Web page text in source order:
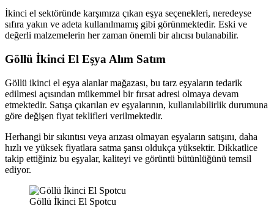
İkinci el sektöründe karşımıza çıkan eşya seçenekleri, neredeyse
sıfıra yakın ve adeta kullanılmamış gibi görünmektedir. Eski ve
değerli malzemelerin her zaman önemli bir alıcısı bulanabilir.
Göllü İkinci El Eşya Alım Satım
Göllü ikinci el eşya alanlar mağazası, bu tarz eşyaların tedarik
edilmesi açısından mükemmel bir fırsat adresi olmaya devam
etmektedir. Satışa çıkarılan ev eşyalarının, kullanılabilirlik durumuna
göre değişen fiyat teklifleri verilmektedir.
Herhangi bir sıkıntısı veya arızası olmayan eşyaların satışını, daha
hızlı ve yüksek fiyatlara satma şansı oldukça yüksektir. Dikkatlice
takip ettiğiniz bu eşyalar, kaliteyi ve görüntü bütünlüğünü temsil
ediyor.
Göllü İkinci El Spotcu